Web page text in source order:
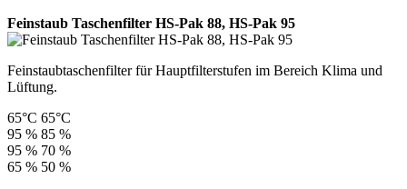
Feinstaub Taschenfilter HS-Pak 88, HS-Pak 95
Feinstaubtaschenfilter für Hauptfilterstufen im Bereich Klima und
Lüftung.
65°C 65°C
95 % 85 %
95 % 70 %
65 % 50 %